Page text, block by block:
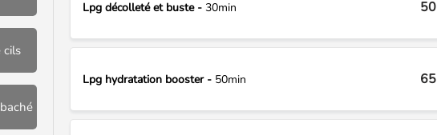
cils
Lpg décolleté et buste - 30min 50
Lpg hydratation booster - 50min 65